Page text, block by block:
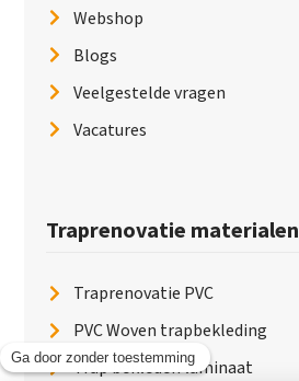
Webshop
Blogs
Veelgestelde vragen
Vacatures
Traprenovatie materialen
Traprenovatie PVC
PVC Woven trapbekleding
Trap bekleden laminaat